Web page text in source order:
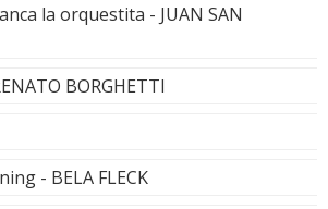
la orquestita - JUAN SAN
BORGHETTI
- BELA FLECK